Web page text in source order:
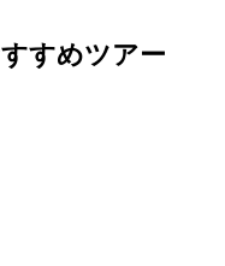
すめツアー